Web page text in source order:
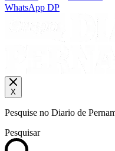
WhatsApp DP
X
Pesquise no Diario de
Pesquisar